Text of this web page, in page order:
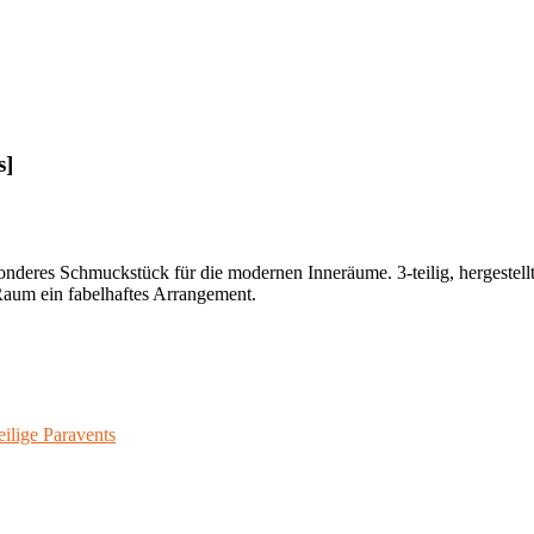
Schmuckstück für die modernen Inneräume. 3-teilig,
ein fabelhaftes Arrangement.
Paravents